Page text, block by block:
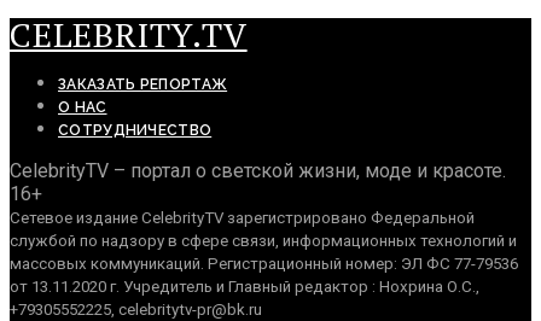
CELEBRITY.TV
ЗАКАЗАТЬ РЕПОРТАЖ
О НАС
СОТРУДНИЧЕСТВО
CelebrityTV – портал о светской жизни, моде и красоте.
16+
Сетевое издание CelebrityTV зарегистрировано Федеральной
службой по надзору в сфере связи, информационных технологий и
массовых коммуникаций. Регистрационный номер: ЭЛ ФС 77-79536
от 13.11.2020 г. Учредитель и Главный редактор : Нохрина О.С.,
+79305552225, celebritytv-pr@bk.ru